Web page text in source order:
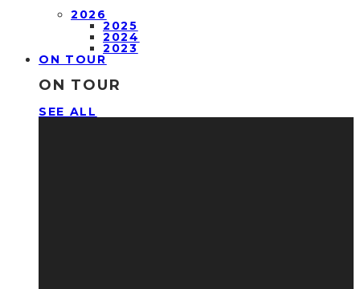
2026
2025
2024
2023
ON TOUR
ON TOUR
SEE ALL